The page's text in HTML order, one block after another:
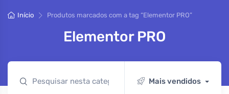
Início Produtos marcados com a tag “Elementor PRO”
Elementor PRO
Mais vendidos